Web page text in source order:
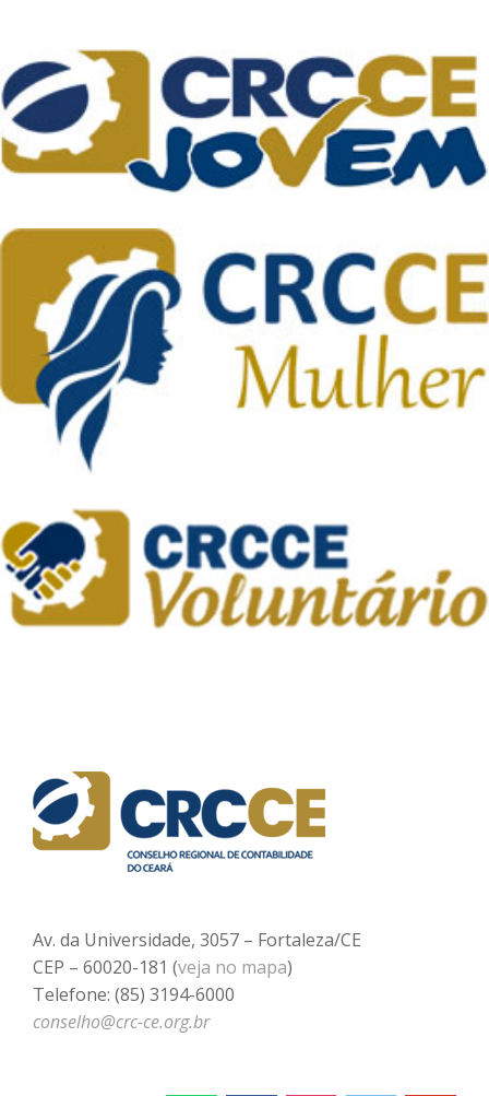
Av. da Universidade, 3057 – Fortaleza/CE
CEP – 60020-181 (veja no mapa)
Telefone: (85) 3194-6000
conselho@crc-ce.org.br